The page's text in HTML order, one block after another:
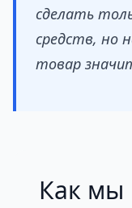
сделать
средств, но
товар
Как мы